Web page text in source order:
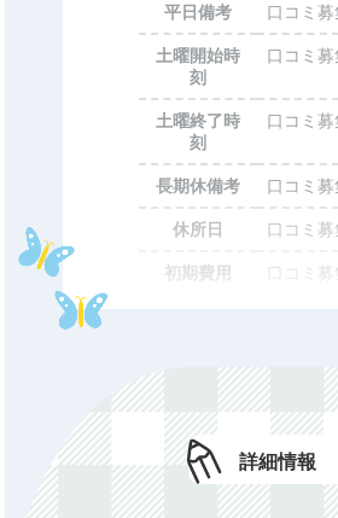
平日備考 口コミ募
土曜開始時
刻
口コミ募
土曜終了時
刻
口コミ募
長期休備考 口コミ募
休所日 口コミ募
初期費用 口コミ募
ホームペー
ジ
口コミ募
施設情報を投稿す
詳細情報